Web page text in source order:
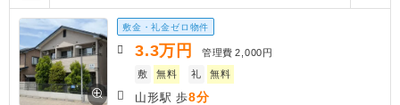
敷金・礼金ゼロ物件
3.3万円 管理費 2,000円
敷
無料 礼 無料
山形駅 歩8分